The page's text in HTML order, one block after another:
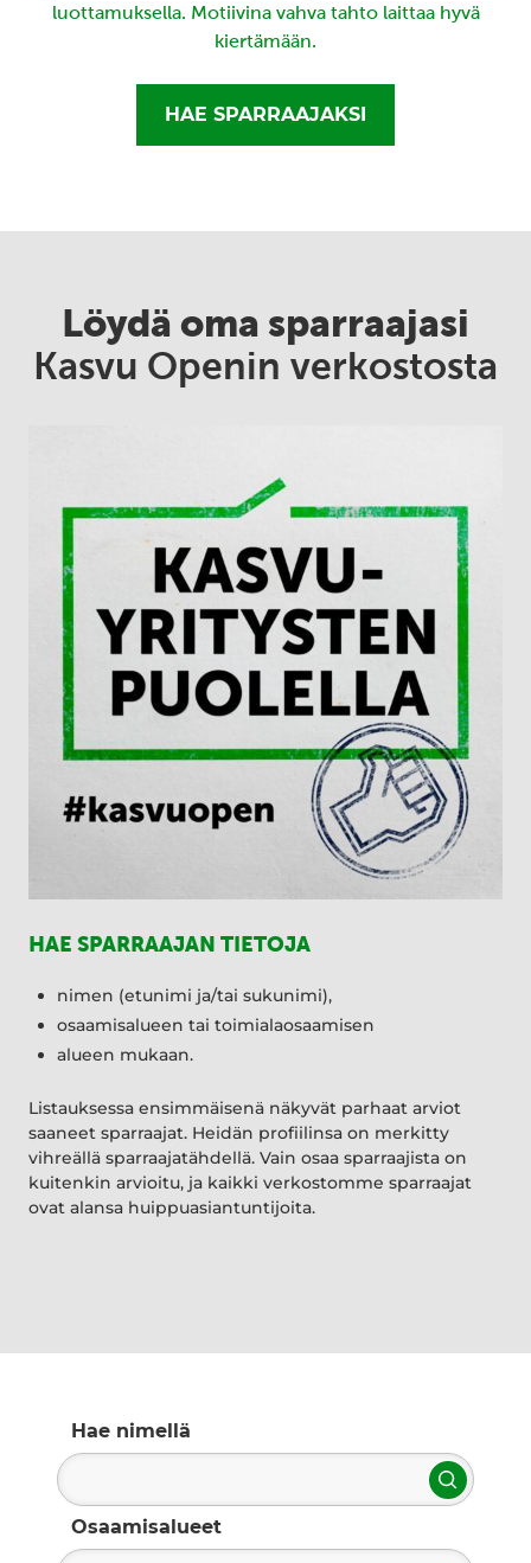
luottamuksella. Motiivina vahva tahto laittaa hyvä
kiertämään.
HAE SPARRAAJAKSI
Löydä oma sparraajasi
Kasvu Openin verkostosta
HAE SPARRAAJAN TIETOJA
nimen (etunimi ja/tai sukunimi),
osaamisalueen tai toimialaosaamisen
alueen mukaan.
Listauksessa ensimmäisenä näkyvät parhaat arviot
saaneet sparraajat. Heidän profiilinsa on merkitty
vihreällä sparraajatähdellä. Vain osaa sparraajista on
kuitenkin arvioitu, ja kaikki verkostomme sparraajat
ovat alansa huippuasiantuntijoita.
Hae nimellä
Hae
Osaamisalueet